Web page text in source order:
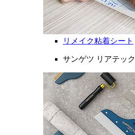
リメイク粘着シート
サンゲツ リアテック